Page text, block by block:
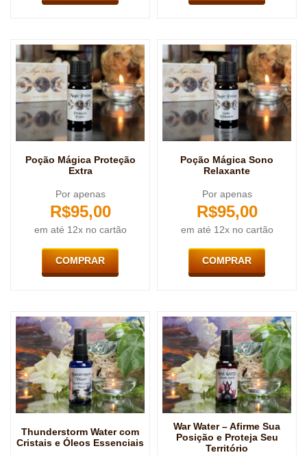
Poção Mágica Proteção
Extra
Por apenas
R$95,00
em até 12x no cartão
COMPRAR
Poção Mágica Sono
Relaxante
Por apenas
R$95,00
em até 12x no cartão
COMPRAR
Thunderstorm Water com
Cristais e Óleos Essenciais
War Water – Afirme Sua
Posição e Proteja Seu
Território